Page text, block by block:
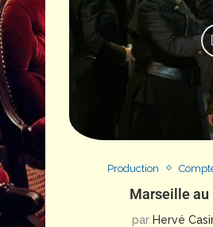
Production
Marseille
par Hervé